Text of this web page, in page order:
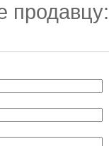
продавцу: